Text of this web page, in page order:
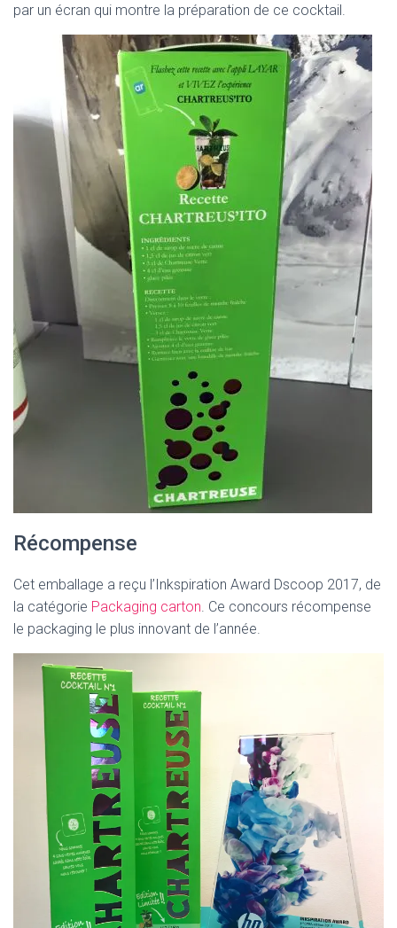
par un écran qui montre la préparation de ce cocktail.
Récompense
Cet emballage a reçu l’Inkspiration Award Dscoop 2017, de
la catégorie Packaging carton. Ce concours récompense
le packaging le plus innovant de l’année.